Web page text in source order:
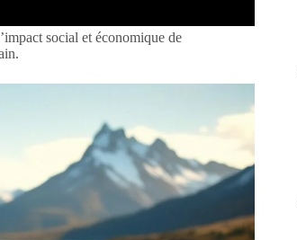
social et économique de